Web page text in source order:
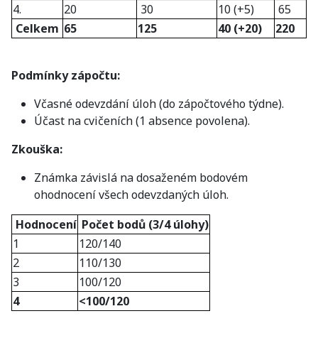
4.
20 30 10 (+5)
65
Celkem 65 125 40 (+20) 220
Podmínky zápočtu:
Včasné odevzdání úloh (do zápočtového týdne).
Účast na cvičeních (1 absence povolena).
Zkouška:
Známka závislá na dosaženém bodovém
ohodnocení všech odevzdaných úloh.
Hodnocení Počet bodů (3/4 úlohy)
1
120/140
2
110/130
3
100/120
4
<100/120